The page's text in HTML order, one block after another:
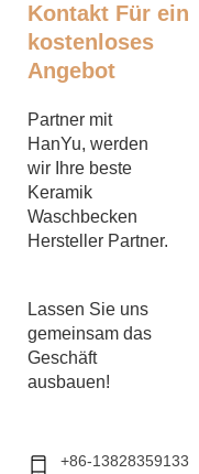
Kontakt Für ein
kostenloses
Angebot
Partner mit
HanYu, werden
wir Ihre beste
Keramik
Waschbecken
Hersteller Partner.
Lassen Sie uns
gemeinsam das
Geschäft
ausbauen!
+86-13828359133